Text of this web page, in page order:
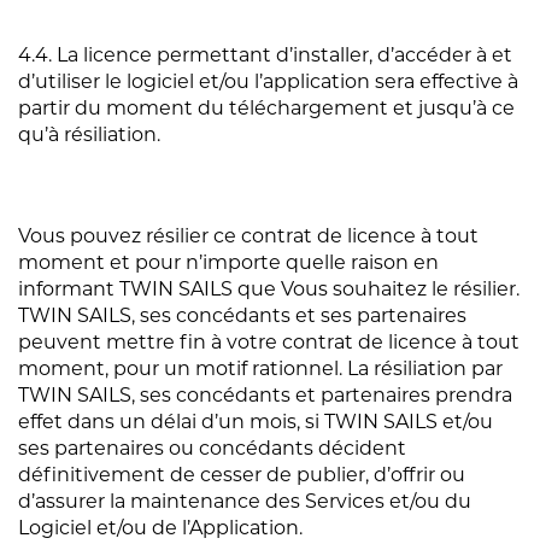
4.4. La licence permettant d’installer, d’accéder à et
d’utiliser le logiciel et/ou l’application sera effective à
partir du moment du téléchargement et jusqu’à ce
qu’à résiliation.
Vous pouvez résilier ce contrat de licence à tout
moment et pour n’importe quelle raison en
informant TWIN SAILS que Vous souhaitez le résilier.
TWIN SAILS, ses concédants et ses partenaires
peuvent mettre fin à votre contrat de licence à tout
moment, pour un motif rationnel. La résiliation par
TWIN SAILS, ses concédants et partenaires prendra
effet dans un délai d’un mois, si TWIN SAILS et/ou
ses partenaires ou concédants décident
définitivement de cesser de publier, d’offrir ou
d’assurer la maintenance des Services et/ou du
Logiciel et/ou de l’Application.